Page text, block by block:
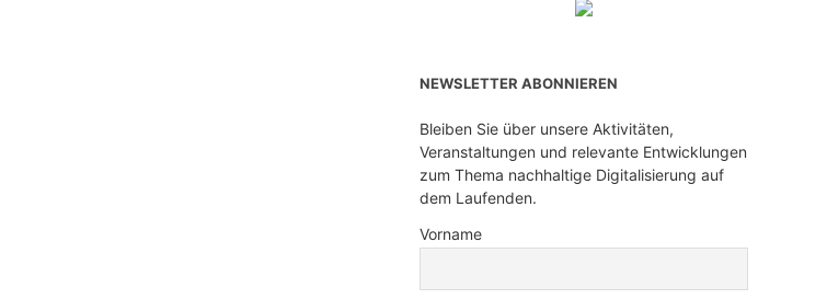
NEWSLETTER ABONNIEREN
Bleiben Sie über unsere Aktivitäten,
Veranstaltungen und relevante Entwicklungen
zum Thema nachhaltige Digitalisierung auf
dem Laufenden.
Vorname